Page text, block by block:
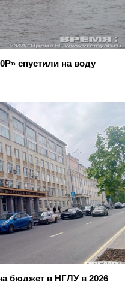
спустили на воду
бюджет в НГЛУ в 2026